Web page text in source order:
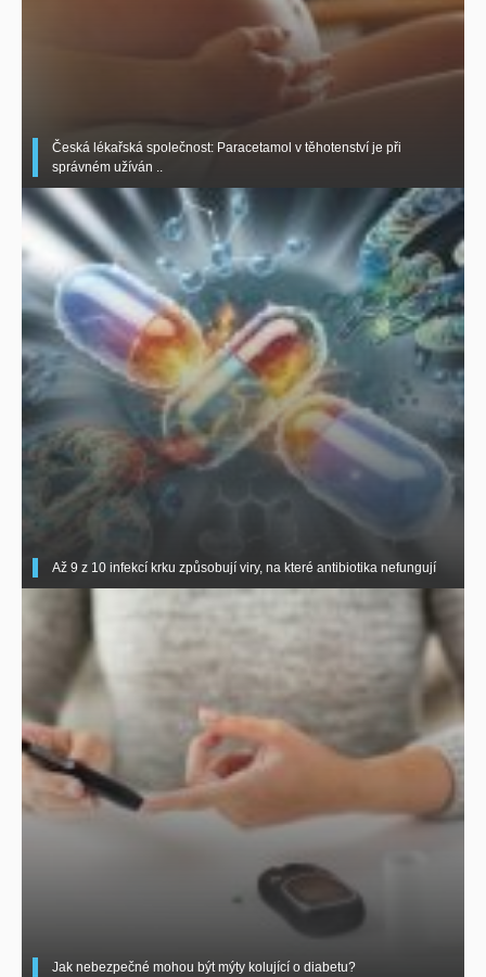
Česká lékařská společnost: Paracetamol v těhotenství je při
správném užíván ..
Až 9 z 10 infekcí krku způsobují viry, na které antibiotika nefungují
Jak nebezpečné mohou být mýty kolující o diabetu?